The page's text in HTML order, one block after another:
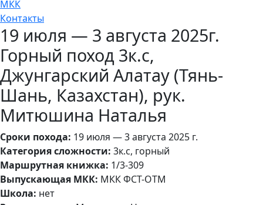
МКК
Контакты
19 июля — 3 августа 2025г.
Горный поход 3к.с,
Джунгарский Алатау (Тянь-
Шань, Казахстан), рук.
Митюшина Наталья
Сроки похода: 19 июля — 3 августа 2025 г.
Категория сложности: 3к.с, горный
Маршрутная книжка: 1/3-309
Выпускающая МКК: МКК ФСТ-ОТМ
Школа: нет